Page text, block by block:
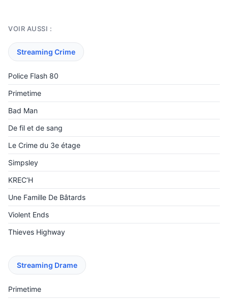
VOIR AUSSI :
Streaming Crime
Police Flash 80
Primetime
Bad Man
De fil et de sang
Le Crime du 3e étage
Simpsley
KREC’H
Une Famille De Bâtards
Violent Ends
Thieves Highway
Streaming Drame
Primetime